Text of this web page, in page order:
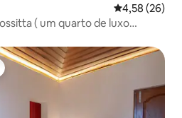
4,58 de uma
4,58 (26)
( um quarto de luxo